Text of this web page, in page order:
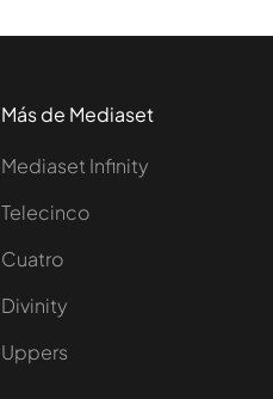
Más de Mediaset
Mediaset Infinity
Telecinco
Cuatro
Divinity
Uppers